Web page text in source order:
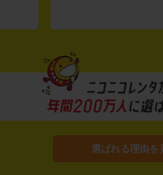
選ばれる理由を